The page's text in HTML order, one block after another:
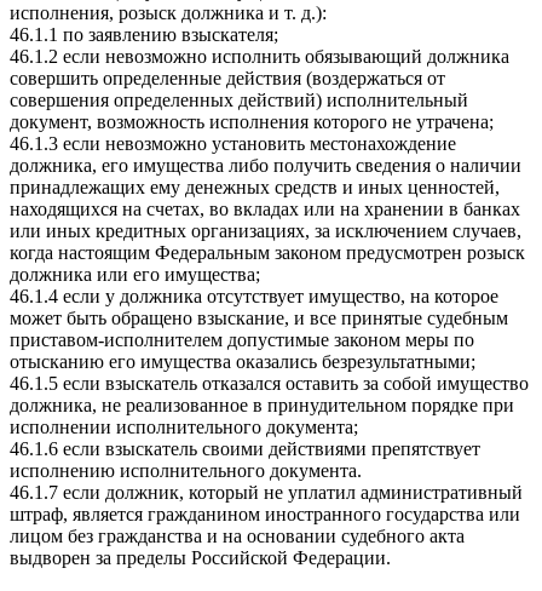
исполнения, розыск должника и т. д.):
46.1.1 по заявлению взыскателя;
46.1.2 если невозможно исполнить обязывающий должника
совершить определенные действия (воздержаться от
совершения определенных действий) исполнительный
документ, возможность исполнения которого не утрачена;
46.1.3 если невозможно установить местонахождение
должника, его имущества либо получить сведения о наличии
принадлежащих ему денежных средств и иных ценностей,
находящихся на счетах, во вкладах или на хранении в банках
или иных кредитных организациях, за исключением случаев,
когда настоящим Федеральным законом предусмотрен розыск
должника или его имущества;
46.1.4 если у должника отсутствует имущество, на которое
может быть обращено взыскание, и все принятые судебным
приставом-исполнителем допустимые законом меры по
отысканию его имущества оказались безрезультатными;
46.1.5 если взыскатель отказался оставить за собой имущество
должника, не реализованное в принудительном порядке при
исполнении исполнительного документа;
46.1.6 если взыскатель своими действиями препятствует
исполнению исполнительного документа.
46.1.7 если должник, который не уплатил административный
штраф, является гражданином иностранного государства или
лицом без гражданства и на основании судебного акта
выдворен за пределы Российской Федерации.